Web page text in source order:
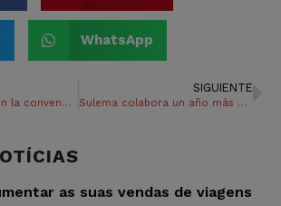
WhatsApp
Sulema presente en la convención de CEDIV en Cuba
SIGUIENTE
Sulema colabora un año más con Asprodema en camino.
as suas vendas de viagens